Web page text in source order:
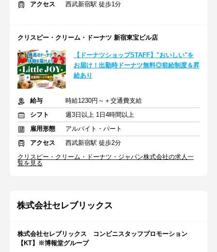
アクセス
西武新宿駅 徒歩1分
クリスピー・クリーム・ドーナツ 新宿東宝ビル店
【ドーナツショップSTAFF】"おいしい"を
お届け！出勤時ドーナツ無料◎前給制度＆昇
給あり
給与
時給1230円～＋交通費支給
シフト
週3日以上 1日4時間以上
雇用形態
アルバイト・パート
アクセス
西武新宿駅 徒歩2分
クリスピー・クリーム・ドーナツ・ジャパン株式会社の求人一
覧を見る
株式会社セレブリックス
株式会社セレブリックス コンビニスタッフプロモーション
【KT】※博報堂グループ